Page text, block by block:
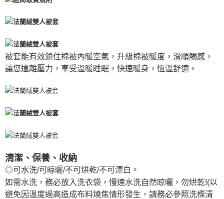
宅配(包含郵寄包裹/大型物件運費另計)
每筆NT$100，滿NT$1,500(含以上)免運費
被套能有效鎖住棉被內暖空氣，升級棉被暖度，滑順觸感，
讓您遠離壓力，享受溫暖睡眠，快速暖身，恆溫舒適。
清潔、保養、收納
◎可水洗/可晾曬/不可烘乾/不可漂白。
如需水洗，務必放入洗衣袋，慢速水洗自然晾曬，勿烘乾!(以
避免因溫度過高造成布料燒焦情形發生，請務必參照洗標清